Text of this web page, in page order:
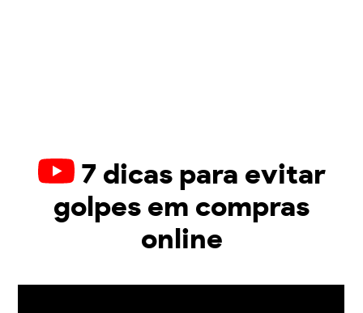
7 dicas para evitar
golpes em compras
online